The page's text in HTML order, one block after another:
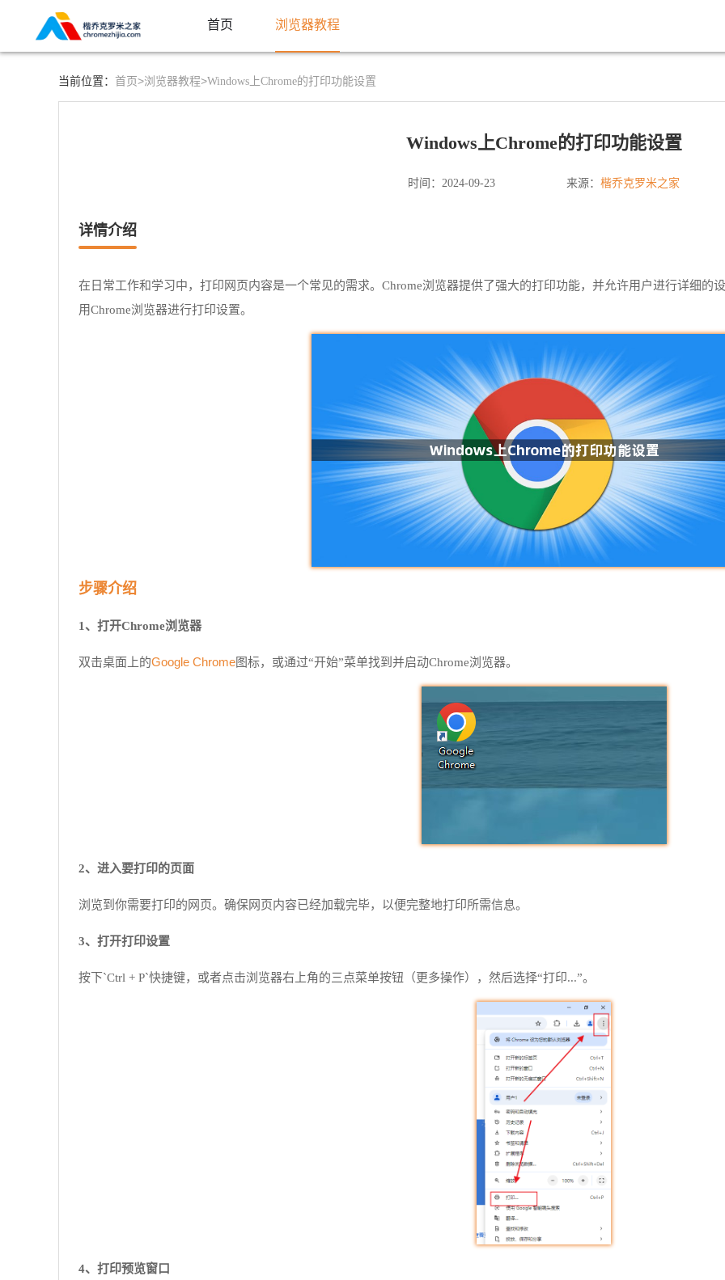
首页 浏览器教程
当前位置： 首页>浏览器教程>Windows上Chrome的打印功能设置
Windows上Chrome的打印功能设置
时间：2024-09-23 来源： 楷乔克罗米之家
详情介绍
在日常工作和学习中，打印网页内容是一个常见的需求。Chrome浏览器提供了强大的打印功能，并允许用户进行详细的
用Chrome浏览器进行打印设置。
步骤介绍
1、打开Chrome浏览器
双击桌面上的Google Chrome图标，或通过“开始”菜单找到并启动Chrome浏览器。
2、进入要打印的页面
浏览到你需要打印的网页。确保网页内容已经加载完毕，以便完整地打印所需信息。
3、打开打印设置
按下`Ctrl + P`快捷键，或者点击浏览器右上角的三点菜单按钮（更多操作），然后选择“打印...”。
4、打印预览窗口